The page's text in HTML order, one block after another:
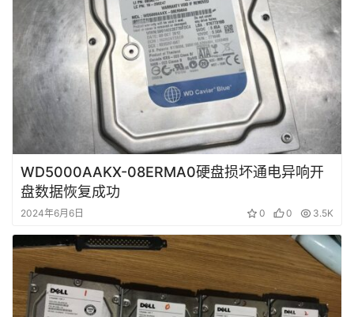
关
WD5000AAKX-08ERMA0硬盘损坏通电异响开
盘数据恢复成功
2024年6月6日 0 0 3.5K